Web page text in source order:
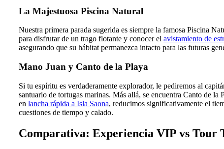
La Majestuosa Piscina Natural
Nuestra primera parada sugerida es siempre la famosa Piscina
para disfrutar de un trago flotante y conocer el avistamiento de
asegurando que su hábitat permanezca intacto para las futuras
Mano Juan y Canto de la Playa
Si tu espíritu es verdaderamente explorador, le pediremos al
santuario de tortugas marinas. Más allá, se encuentra Canto de
en lancha rápida a Isla Saona, reducimos significativamente el
cuestiones de tiempo y calado.
Comparativa: Experiencia VIP vs Tour